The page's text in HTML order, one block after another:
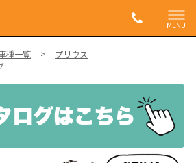
MENU
種一覧
プリウス